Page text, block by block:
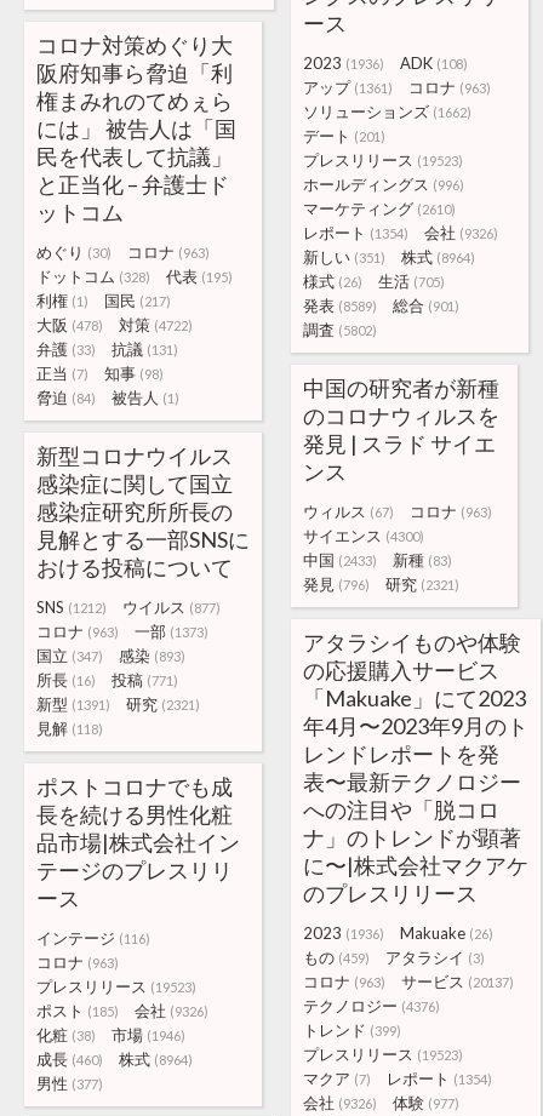
ース
2023 (1936) ADK (108)
アップ (1361) コロナ (963)
ソリューションズ (1662)
デート (201)
プレスリリース (19523)
ホールディングス (996)
マーケティング (2610)
レポート (1354) 会社 (9326)
新しい (351) 株式 (8964)
様式 (26) 生活 (705)
発表 (8589) 総合 (901)
調査 (5802)
コロナ対策めぐり大
阪府知事ら脅迫「利
権まみれのてめぇら
には」 被告人は「国
民を代表して抗議」
と正当化 – 弁護士ド
ットコム
めぐり (30) コロナ (963)
ドットコム (328) 代表 (195)
利権 (1) 国民 (217)
大阪 (478) 対策 (4722)
弁護 (33) 抗議 (131)
正当 (7) 知事 (98)
脅迫 (84) 被告人 (1)
中国の研究者が新種
のコロナウィルスを
発見 | スラド サイエ
ンス
ウィルス (67) コロナ (963)
サイエンス (4300)
中国 (2433) 新種 (83)
発見 (796) 研究 (2321)
新型コロナウイルス
感染症に関して国立
感染症研究所所長の
見解とする一部SNSに
おける投稿について
SNS (1212) ウイルス (877)
コロナ (963) 一部 (1373)
国立 (347) 感染 (893)
所長 (16) 投稿 (771)
新型 (1391) 研究 (2321)
見解 (118)
アタラシイものや体験
の応援購入サービス
「Makuake」にて2023
年4月〜2023年9月のト
レンドレポートを発
表〜最新テクノロジー
への注目や「脱コロ
ナ」のトレンドが顕著
に〜|株式会社マクアケ
のプレスリリース
2023 (1936) Makuake (26)
もの (459) アタラシイ (3)
コロナ (963) サービス (20137)
テクノロジー (4376)
トレンド (399)
プレスリリース (19523)
マクア (7) レポート (1354)
会社 (9326) 体験 (977)
ポストコロナでも成
長を続ける男性化粧
品市場|株式会社イン
テージのプレスリリ
ース
インテージ (116)
コロナ (963)
プレスリリース (19523)
ポスト (185) 会社 (9326)
化粧 (38) 市場 (1946)
成長 (460) 株式 (8964)
男性 (377)